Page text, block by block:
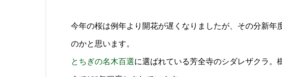
今年の桜は例年より開花が遅くなりましたが、その分新年
のかと思います。
とちぎの名木百選に選ばれている芳全寺のシダレザクラ